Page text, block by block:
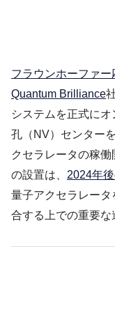
フラウンホーファー
Quantum Brilliance
システムを正式に
孔（NV）センター
クセラレータの稼
の設置は、 2024年
量子アクセラレー
合する上での重要な